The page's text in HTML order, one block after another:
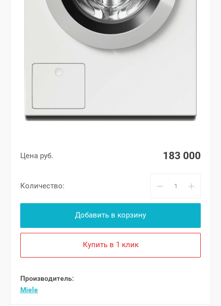
Цена руб. 183 000
Количество: − +
Добавить в корзину
Купить в 1 клик
Производитель:
Miele